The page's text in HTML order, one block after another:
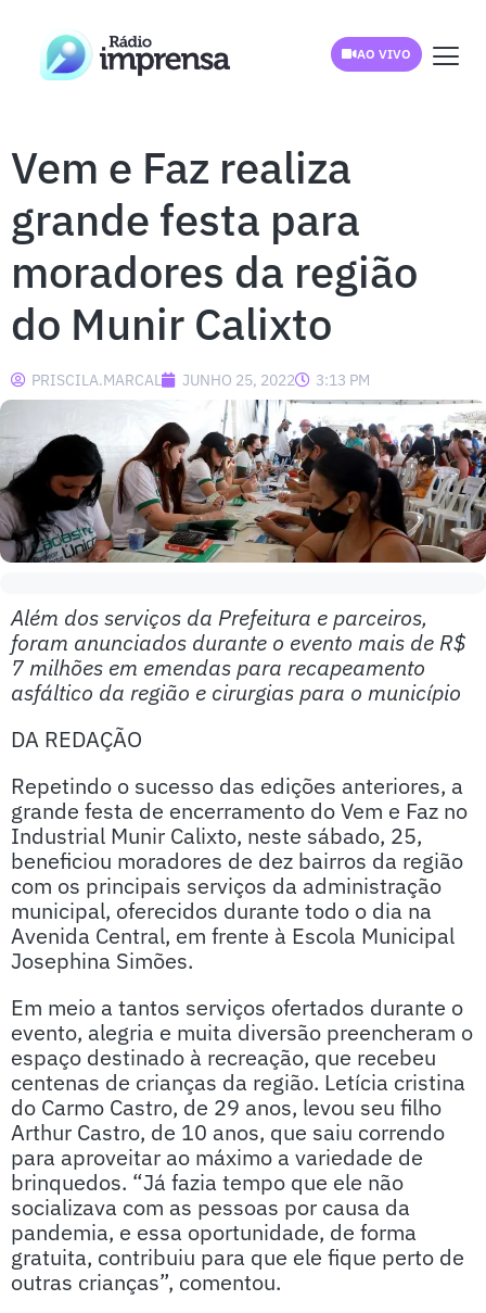
AO VIVO
Vem e Faz realiza
grande festa para
moradores da região
do Munir Calixto
PRISCILA.MARCAL JUNHO 25, 2022 3:13 PM
Além dos serviços da Prefeitura e parceiros,
foram anunciados durante o evento mais de R$
7 milhões em emendas para recapeamento
asfáltico da região e cirurgias para o município
DA REDAÇÃO
Repetindo o sucesso das edições anteriores, a
grande festa de encerramento do Vem e Faz no
Industrial Munir Calixto, neste sábado, 25,
beneficiou moradores de dez bairros da região
com os principais serviços da administração
municipal, oferecidos durante todo o dia na
Avenida Central, em frente à Escola Municipal
Josephina Simões.
Em meio a tantos serviços ofertados durante o
evento, alegria e muita diversão preencheram o
espaço destinado à recreação, que recebeu
centenas de crianças da região. Letícia cristina
do Carmo Castro, de 29 anos, levou seu filho
Arthur Castro, de 10 anos, que saiu correndo
para aproveitar ao máximo a variedade de
brinquedos. “Já fazia tempo que ele não
socializava com as pessoas por causa da
pandemia, e essa oportunidade, de forma
gratuita, contribuiu para que ele fique perto de
outras crianças”, comentou.